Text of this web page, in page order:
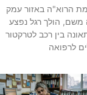
הרוא"ה באזור עמק
הולך רגל נפצע
בין רכב לטרקטור
לרפואה